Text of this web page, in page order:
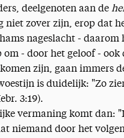
deelgenoten aan de
niet zover zijn, erop dat
nageslacht - daarom
om - door het geloof -
zijn, gaan immers
is duidelijk: "Zo
3:19).
vermaning komt dan:
niemand door het